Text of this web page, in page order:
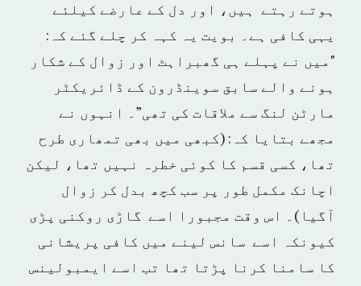
ہوتے رہتے ہیں، اور دل کے عارضے کیلئے
یہی کافی ہے۔ بویت یہ کہہ کر چلے گئے کہ:
"میں نے پہلے ہی گھبراہٹ اور زوال کے شکار
ہونے والے سابق سوینڈرون کے ڈائریکٹر
مارٹن لنگ سے ملاقات کی تھی”۔ انہوں نے
مجھے بتایا کہ: (کبھی میں بھی تمھاری طرح
تھا، کسی قسم کا کوئی خطرہ نہیں تھا، لیکن
اچانک مکمل طور پر سب کچھ بدل کر زوال
آگیا)۔ اس وقت مجبورا اسے گاڑی روکنی پڑی
کیونکہ اسے سانس لینے میں کافی پریشانی
کا سامنا کرنا پڑتا تھا تب اسے ایمبولینس